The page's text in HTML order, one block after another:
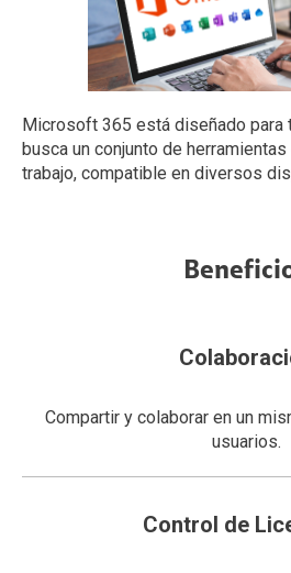
Microsoft 365 está diseñado para
busca un conjunto de
trabajo, compatible en diversos
Compartir y colaborar en un
usuarios.
Control de